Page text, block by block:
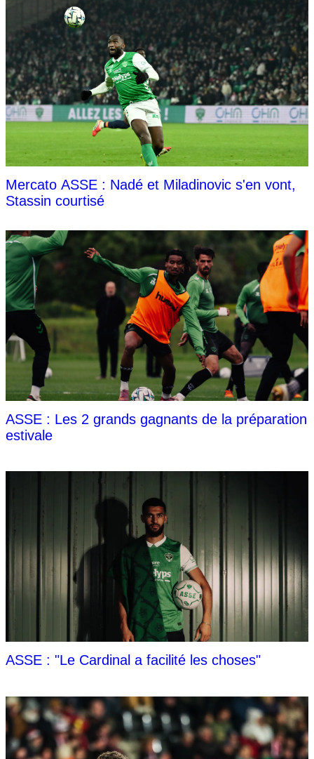
Mercato ASSE : Nadé et Miladinovic s'en vont,
Stassin courtisé
ASSE : Les 2 grands gagnants de la préparation
estivale
ASSE : "Le Cardinal a facilité les choses"